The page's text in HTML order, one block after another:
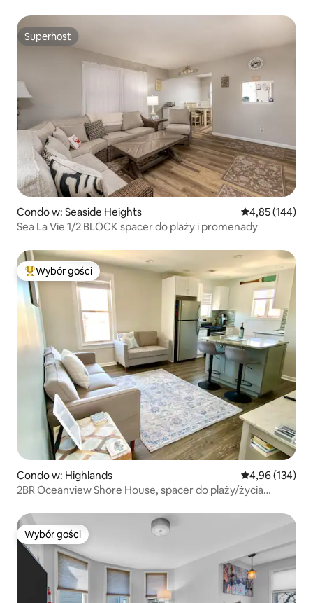
Superhost
Superhost
Condo w: Seaside Heights Średnia
4,85 (144)
Sea La Vie 1/2 BLOCK spacer do plaży i promenady
Najpopularniejsze z kategorii Wybór gości
Wybór gości
Condo w: Highlands Średnia
4,96 (134)
2BR Oceanview Shore House, spacer do plaży/życia
Wybór gości
Wybór gości